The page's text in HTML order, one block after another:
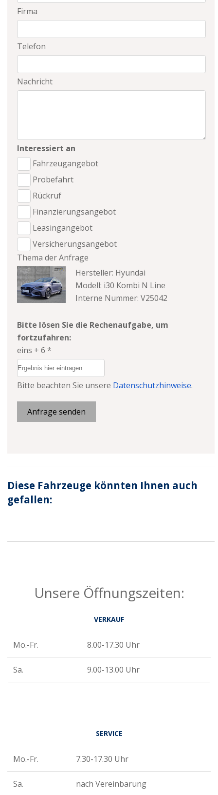
Firma
Telefon
Nachricht
Interessiert an
Fahrzeugangebot
Probefahrt
Rückruf
Finanzierungsangebot
Leasingangebot
Versicherungsangebot
Thema der Anfrage
Hersteller: Hyundai
Modell: i30 Kombi N Line
Interne Nummer: V25042
Bitte lösen Sie die Rechenaufgabe, um
fortzufahren:
eins + 6 *
Bitte beachten Sie unsere Datenschutzhinweise.
Anfrage senden
Diese Fahrzeuge könnten Ihnen auch
gefallen:
Unsere Öffnungszeiten:
VERKAUF
Mo.-Fr. 8.00-17.30 Uhr
Sa. 9.00-13.00 Uhr
SERVICE
Mo.-Fr. 7.30-17.30 Uhr
Sa. nach Vereinbarung